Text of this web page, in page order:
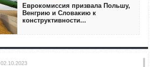
Еврокомиссия призвала Польшу,
Венгрию и Словакию к
конструктивности...
02.10.2023